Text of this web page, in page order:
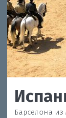
Барселона из